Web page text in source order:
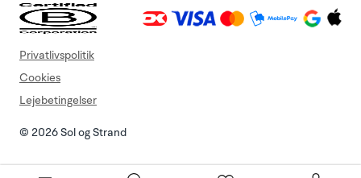
© 2026 Sol og Strand
Privatlivspolitik
Cookies
Lejebetingelser